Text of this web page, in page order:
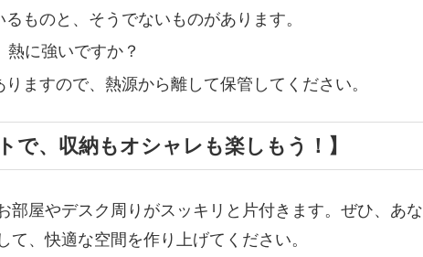
ものと、そうでないものがあります。
に強いですか？
ますので、熱源から離して保管してください。
で、収納もオシャレも楽しもう！】
部屋やデスク周りがスッキリと片付きます。ぜひ、あな
、快適な空間を作り上げてください。